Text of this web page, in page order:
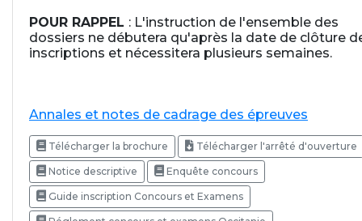
POUR RAPPEL : L'instruction de l'ensemble des
dossiers ne débutera qu'après la date de clôture
inscriptions et nécessitera plusieurs semaines.
Annales et notes de cadrage des épreuves
Télécharger la brochure Télécharger l'arrêté d'ouverture
Notice descriptive Enquête concours
Guide inscription Concours et Examens